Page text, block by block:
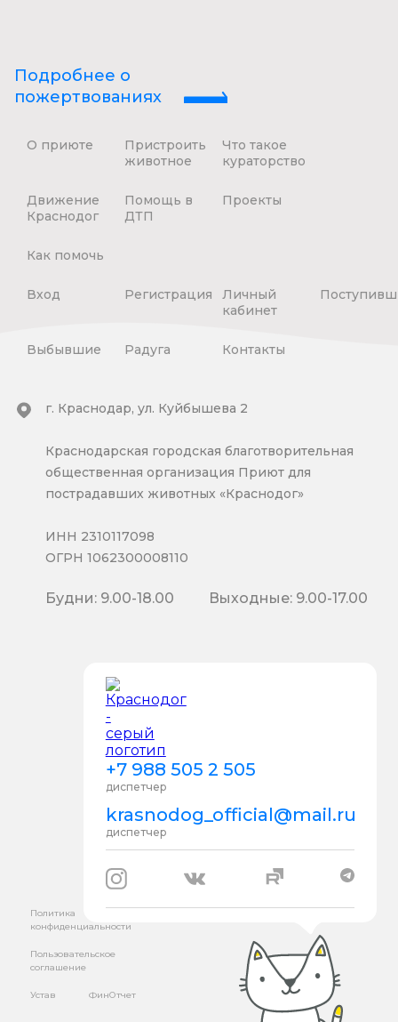
Подробнее о
пожертвованиях
О приюте
Пристроить
животное
Что такое
кураторство
Движение
Краснодог
Помощь в
ДТП
Проекты
Как помочь
Вход Регистрация
Личный
кабинет
Выбывшие Радуга Контакты
+7 988 505 2 505
диспетчер
krasnodog_official@mail.ru
диспетчер
г. Краснодар, ул. Куйбышева 2
Краснодарская городская благотворительная
общественная организация Приют для
пострадавших животных «Краснодог»
ИНН 2310117098
ОГРН 1062300008110
Будни: 9.00-18.00 Выходные: 9.00-17.00
Политика
конфиденциальности
Пользовательское
соглашение
Устав ФинОтчет